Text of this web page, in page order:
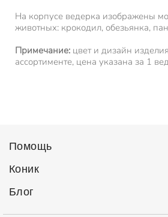
На корпусе ведерка изображены
животных: крокодил, обезьянка,
Примечание: цвет и дизайн
ассортименте, цена указана за 1
Помощь
Коник
Блог